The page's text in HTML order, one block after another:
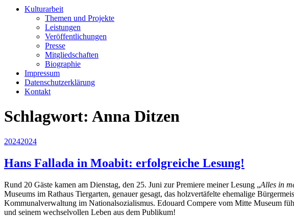
Kulturarbeit
Themen und Projekte
Leistungen
Veröffentlichungen
Presse
Mitgliedschaften
Biographie
Impressum
Datenschutzerklärung
Kontakt
Schlagwort: Anna Ditzen
Veröffentlicht
20242024
Hans Fallada in Moabit: erfolgreiche Lesung!
Rund 20 Gäste kamen am Dienstag, den 25. Juni zur Premiere meiner Lesung „Alles in
Museums im Rathaus Tiergarten, genauer gesagt, das holzvertäfelte ehemalige
Kommunalverwaltung im Nationalsozialismus. Edouard Compere vom Mitte Museum
und seinem wechselvollen Leben aus dem Publikum!